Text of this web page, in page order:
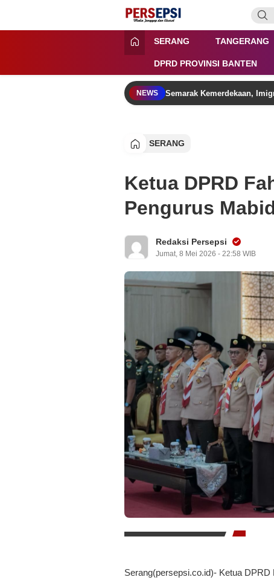
konten
Persepsi.co.id
Media Tanggap Dan Akurat
SERANG TANGERANG
DPRD PROVINSI BANTEN
NEWS Semarak Kemerdekaan,
SERANG
Ketua DPRD
Pengurus
Redaksi Persepsi
Jumat, 8 Mei 2026 - 22:58 WIB
Serang(persepsi.co.id)- Ketua